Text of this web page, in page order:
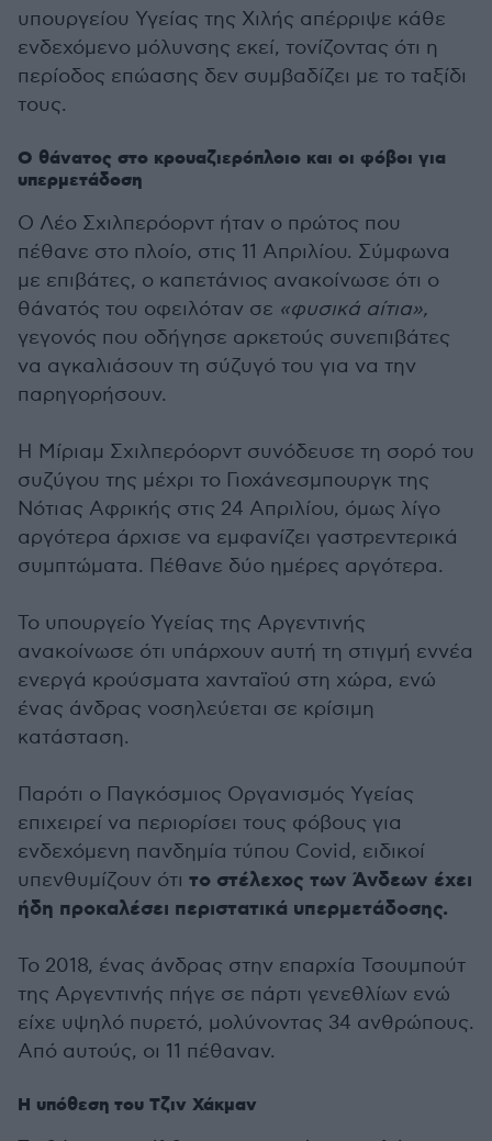
υπουργείου Υγείας της Χιλής απέρριψε κάθε
ενδεχόμενο μόλυνσης εκεί, τονίζοντας ότι η
περίοδος επώασης δεν συμβαδίζει με το ταξίδι
τους.
Ο θάνατος στο κρουαζιερόπλοιο και οι φόβοι για
υπερμετάδοση
Ο Λέο Σχιλπερόορντ ήταν ο πρώτος που
πέθανε στο πλοίο, στις 11 Απριλίου. Σύμφωνα
με επιβάτες, ο καπετάνιος ανακοίνωσε ότι ο
θάνατός του οφειλόταν σε «φυσικά αίτια»,
γεγονός που οδήγησε αρκετούς συνεπιβάτες
να αγκαλιάσουν τη σύζυγό του για να την
παρηγορήσουν.
Η Μίριαμ Σχιλπερόορντ συνόδευσε τη σορό του
συζύγου της μέχρι το Γιοχάνεσμπουργκ της
Νότιας Αφρικής στις 24 Απριλίου, όμως λίγο
αργότερα άρχισε να εμφανίζει γαστρεντερικά
συμπτώματα. Πέθανε δύο ημέρες αργότερα.
Το υπουργείο Υγείας της Αργεντινής
ανακοίνωσε ότι υπάρχουν αυτή τη στιγμή εννέα
ενεργά κρούσματα χανταϊού στη χώρα, ενώ
ένας άνδρας νοσηλεύεται σε κρίσιμη
κατάσταση.
Παρότι ο Παγκόσμιος Οργανισμός Υγείας
επιχειρεί να περιορίσει τους φόβους για
ενδεχόμενη πανδημία τύπου Covid, ειδικοί
υπενθυμίζουν ότι το στέλεχος των Άνδεων έχει
ήδη προκαλέσει περιστατικά υπερμετάδοσης.
Το 2018, ένας άνδρας στην επαρχία Τσουμπούτ
της Αργεντινής πήγε σε πάρτι γενεθλίων ενώ
είχε υψηλό πυρετό, μολύνοντας 34 ανθρώπους.
Από αυτούς, οι 11 πέθαναν.
Η υπόθεση του Τζιν Χάκμαν